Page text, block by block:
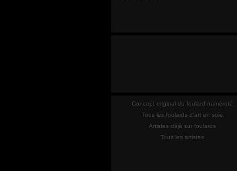
Concept original du foulard numéroté
Tous les foulards d'art en soie
Artistes déjà sur foulards
Tous les artistes